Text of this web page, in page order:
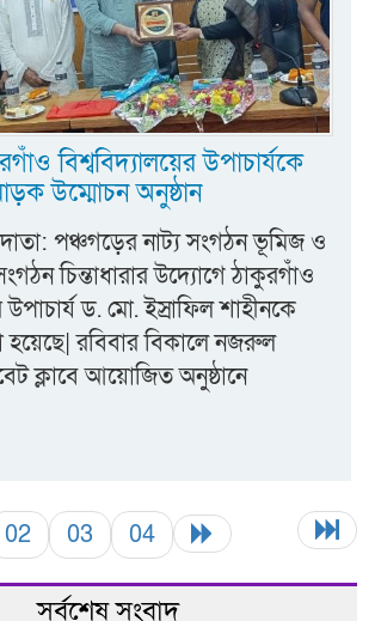
বিশ্ববিদ্যালয়ের উপাচার্যকে
উম্মোচন অনুষ্ঠান
পঞ্চগড়ের নাট্য সংগঠন ভূমিজ ও
চিন্তাধারার উদ্যোগে ঠাকুরগাঁও
উপাচার্য ড. মো. ইস্রাফিল শাহীনকে
হয়েছে| রবিবার বিকালে নজরুল
ক্লাবে আয়োজিত অনুষ্ঠানে
02 03 04
সর্বশেষ সংবাদ